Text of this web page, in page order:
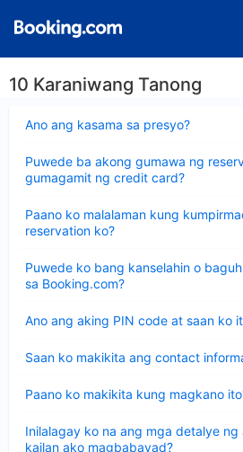
10 Karaniwang Tanong
Ano ang kasama sa presyo?
ang
Puwede ba akong gumawa ng
gumagamit ng credit card?
ang
sagot
Paano ko malalaman kung
reservation ko?
ang
sagot
Puwede ko bang kanselahin o
sa Booking.com?
ang
sagot
Ano ang aking PIN code at saan ko
ang
Saan ko makikita ang contact
ang
Paano ko makikita kung magkano
ang
Inilalagay ko na ang mga detalye
kailan ako magbabayad?
ang